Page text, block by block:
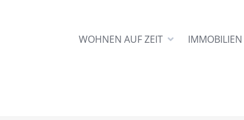
WOHNEN AUF ZEIT IMMOBILIEN